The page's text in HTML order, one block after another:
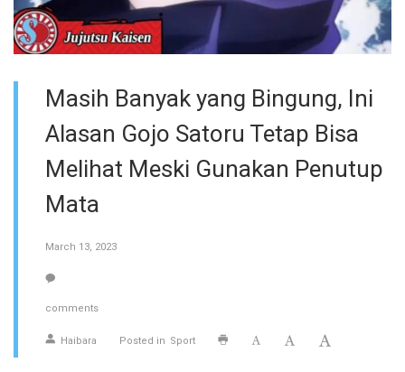
Masih Banyak yang Bingung, Ini
Alasan Gojo Satoru Tetap Bisa
Melihat Meski Gunakan Penutup
Mata
March 13, 2023
comments
Haibara Posted in Sport